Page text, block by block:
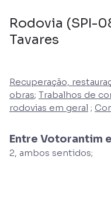
Rodovia (SPI-
Tavares
Recuperação,
obras; Trabalhos de
rodovias em geral ;
Entre Votorantim
2, ambos sentidos;